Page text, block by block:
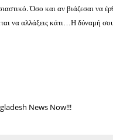
Όσο και αν βιάζεσαι να
να αλλάξεις κάτι…Η δύναμή
News Now!!!